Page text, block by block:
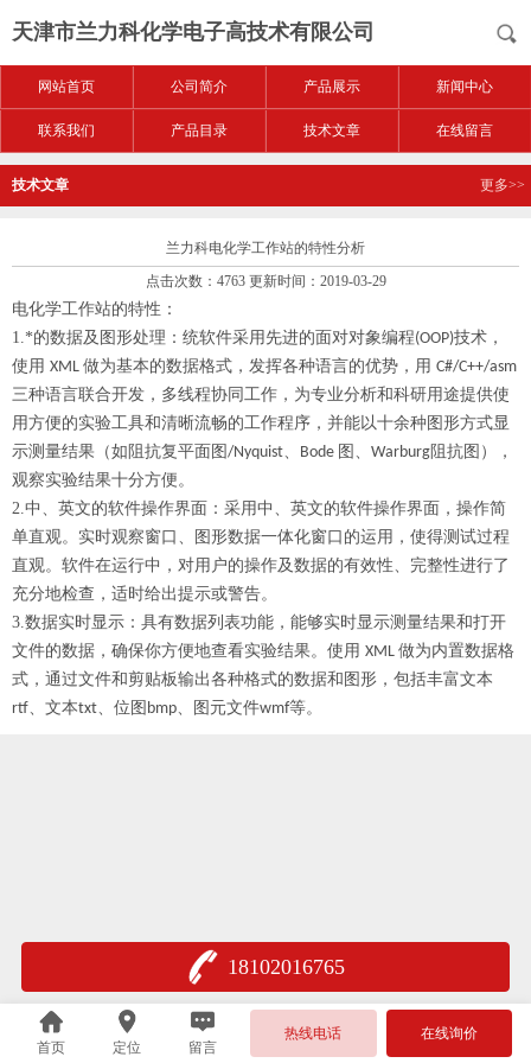
天津市兰力科化学电子高技术有限公司
网站首页 公司简介 产品展示 新闻中心
联系我们 产品目录 技术文章 在线留言
技术文章 更多>>
兰力科电化学工作站的特性分析
点击次数：4763 更新时间：2019-03-29
电化学工作站的特性：
1.*的数据及图形处理：统软件采用先进的面对对象编程(OOP)技术，
使用 XML 做为基本的数据格式，发挥各种语言的优势，用 C#/C++/asm
三种语言联合开发，多线程协同工作，为专业分析和科研用途提供使
用方便的实验工具和清晰流畅的工作程序，并能以十余种图形方式显
示测量结果（如阻抗复平面图 /Nyquist、 Bode 图、 Warburg阻抗图），
观察实验结果十分方便。
2.中、英文的软件操作界面：采用中、英文的软件操作界面，操作简
单直观。实时观察窗口、图形数据一体化窗口的运用，使得测试过程
直观。软件在运行中，对用户的操作及数据的有效性、完整性进行了
充分地检查，适时给出提示或警告。
3.数据实时显示：具有数据列表功能，能够实时显示测量结果和打开
文件的数据，确保你方便地查看实验结果。使用 XML 做为内置数据格
式，通过文件和剪贴板输出各种格式的数据和图形，包括丰富文本
rtf、文本txt、位图 bmp、图元文件wmf等。
18102016765
首页 定位 留言
热线电话 在线询价